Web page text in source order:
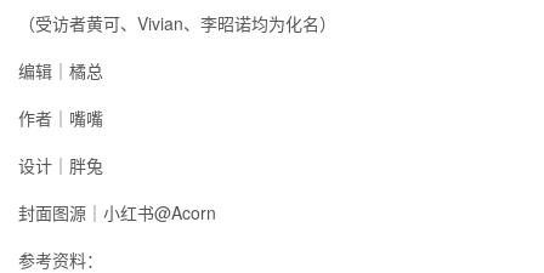
（受访者黄可、Vivian、李昭诺均为化名）
编辑｜橘总
作者｜嘴嘴
设计｜胖兔
封面图源｜小红书@Acorn
参考资料：